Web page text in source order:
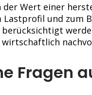
der Wert einer
Lastprofil und zum
wirtschaftlich
Fragen